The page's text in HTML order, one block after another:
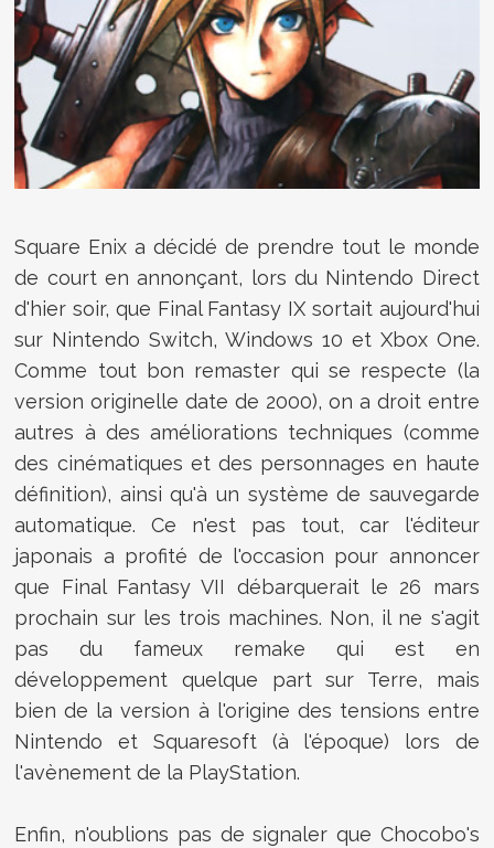
Square Enix a décidé de prendre tout le monde
de court en annonçant, lors du Nintendo Direct
d'hier soir, que Final Fantasy IX sortait aujourd'hui
sur Nintendo Switch, Windows 10 et Xbox One.
Comme tout bon remaster qui se respecte (la
version originelle date de 2000), on a droit entre
autres à des améliorations techniques (comme
des cinématiques et des personnages en haute
définition), ainsi qu'à un système de sauvegarde
automatique. Ce n'est pas tout, car l'éditeur
japonais a profité de l'occasion pour annoncer
que Final Fantasy VII débarquerait le 26 mars
prochain sur les trois machines. Non, il ne s'agit
pas du fameux remake qui est en
développement quelque part sur Terre, mais
bien de la version à l'origine des tensions entre
Nintendo et Squaresoft (à l'époque) lors de
l'avènement de la PlayStation.
Enfin, n'oublions pas de signaler que Chocobo's